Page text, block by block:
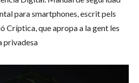
para smartphones, escrit pels
Críptica, que apropa a la gent les
privadesa